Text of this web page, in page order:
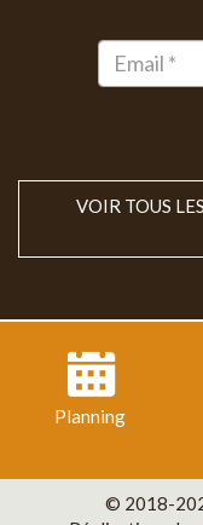
VOIR TOUS
Planning
© 2018-